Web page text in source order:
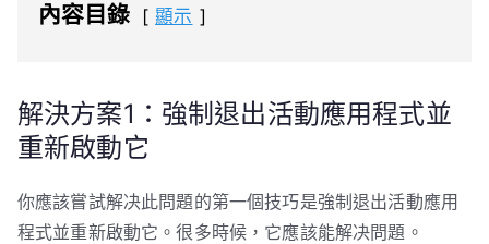
內容目錄 顯示
解決方案1：強制退出活動應用程式並
重新啟動它
你應該嘗試解决此問題的第一個技巧是強制退出活動應用
程式並重新啟動它。很多時候，它應該能解决問題。